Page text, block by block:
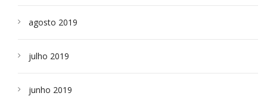
agosto 2019
julho 2019
junho 2019